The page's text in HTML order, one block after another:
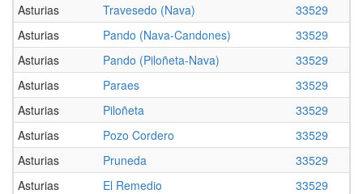
Asturias
Travesedo (Nava)
33529
Asturias
Pando (Nava-Candones)
33529
Asturias
Pando (Piloñeta-Nava)
33529
Asturias
Paraes
33529
Asturias
Piloñeta
33529
Asturias
Pozo Cordero
33529
Asturias
Pruneda
33529
Asturias
El Remedio
33529